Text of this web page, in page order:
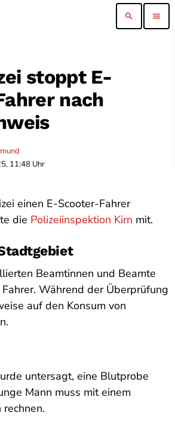
search menu
stoppt E-
nach
11:48 Uhr
einen E-Scooter-Fahrer
die Polizeiinspektion Kirn mit.
Beamtinnen und Beamte
Während der Überprüfung
auf den Konsum von
untersagt, eine Blutprobe
Mann muss mit einem